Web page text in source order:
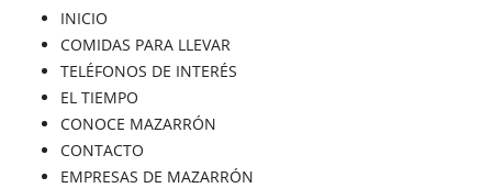
INICIO
COMIDAS PARA LLEVAR
TELÉFONOS DE INTERÉS
EL TIEMPO
CONOCE MAZARRÓN
CONTACTO
EMPRESAS DE MAZARRÓN